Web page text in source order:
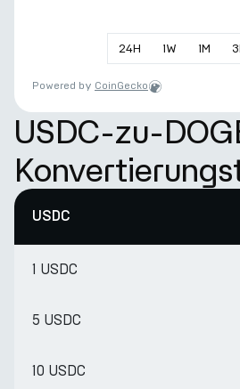
24H 1W 1M 3
Powered by CoinGecko
USDC-zu-
USDC
1 USDC
5 USDC
10 USDC